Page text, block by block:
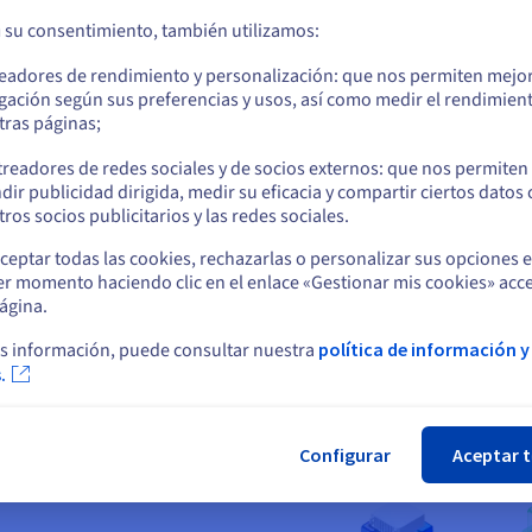
¿Necesita ayuda o información?
del sistema de backup
ocupar espacio
us.ovhcloud.com/hosted-private-cloud Inglés USD - $
Permanezca en el sitio web actual
otro sitio web
su consentimiento, también utilizamos:
de rendimiento y personalización: que nos permiten
según sus preferencias y usos, así como medir el
páginas;
de redes sociales y de socios externos: que nos permiten
publicidad dirigida, medir su eficacia y compartir ciertos datos
socios publicitarios y las redes sociales.
todas las cookies, rechazarlas o personalizar sus opciones
momento haciendo clic en el enlace «Gestionar mis cookies»
información, puede consultar nuestra política de información y
Configurar Aceptar